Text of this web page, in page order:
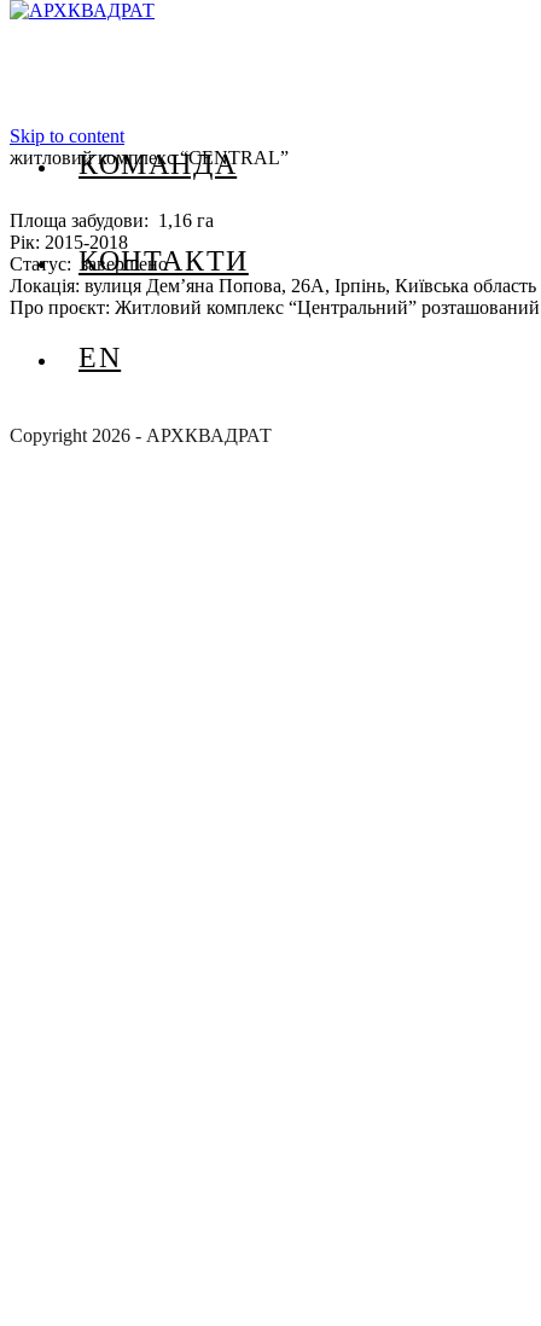
Skip to content
КОМАНДА
КОНТАКТИ
EN
житловий комплекс “CENTRAL”
Площа забудови: 1,16 га
Рік: 2015-2018
Статус: завершено
Локація: вулиця Дем’яна Попова, 26А, Ірпінь, Київська область
Про проєкт: Житловий комплекс “Центральний” розташований
Copyright 2026 - АРХКВАДРАТ